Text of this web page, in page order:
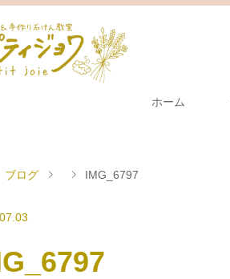
ホーム
ブログ IMG_6797